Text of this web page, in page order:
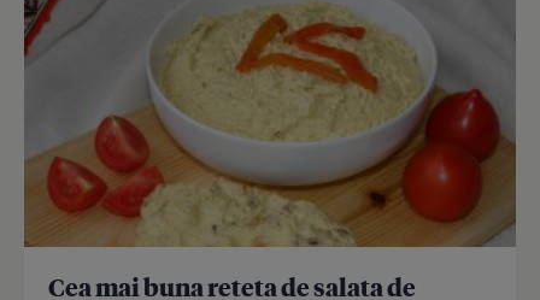
Cea mai buna reteta de salata de